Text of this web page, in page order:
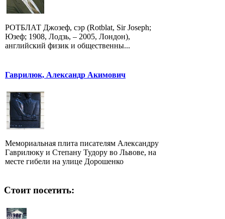
РОТБЛАТ Джозеф, сэр (Rotblat, Sir Joseph;
Юзеф; 1908, Лодзь, – 2005, Лондон),
английский физик и общественны...
Гаврилюк, Александр Акимович
Мемориальная плита писателям Александру
Гаврилюку и Степану Тудору во Львове, на
месте гибели на улице Дорошенко
Стоит посетить: